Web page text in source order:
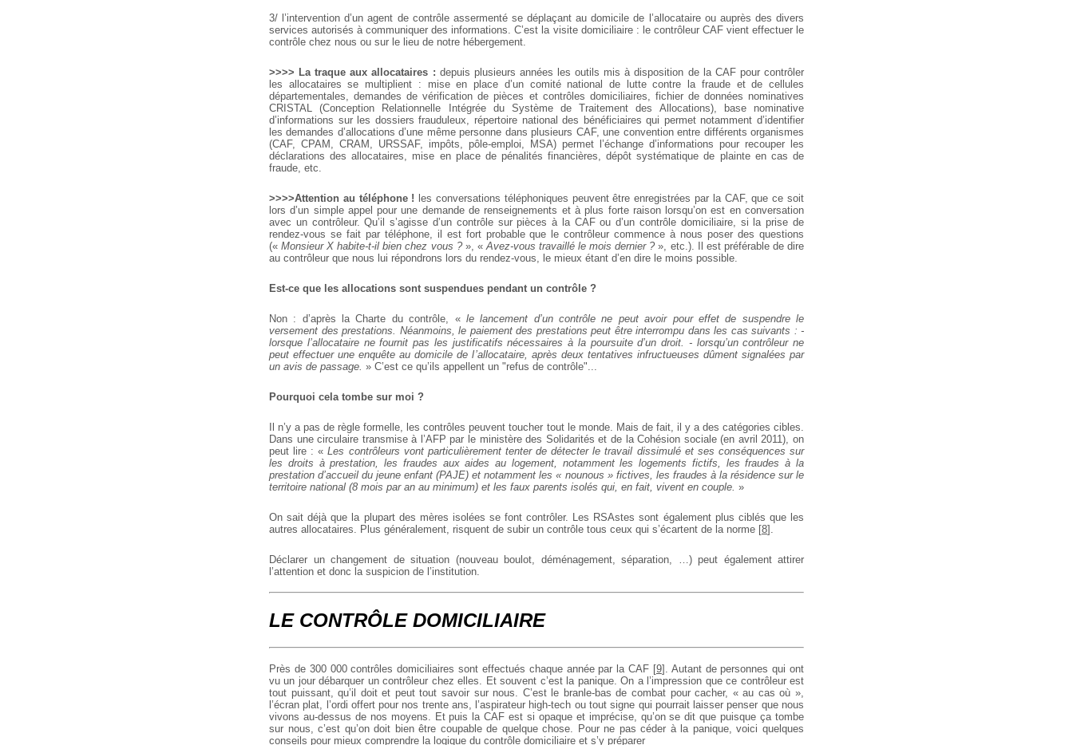
3/ l’intervention d’un agent de contrôle assermenté se déplaçant au domicile de l’allocataire ou auprès des divers
services autorisés à communiquer des informations. C’est la visite domiciliaire : le contrôleur CAF vient effectuer le
contrôle chez nous ou sur le lieu de notre hébergement.
>>>> La traque aux allocataires : depuis plusieurs années les outils mis à disposition de la CAF pour contrôler
les allocataires se multiplient : mise en place d’un comité national de lutte contre la fraude et de cellules
départementales, demandes de vérification de pièces et contrôles domiciliaires, fichier de données nominatives
CRISTAL (Conception Relationnelle Intégrée du Système de Traitement des Allocations), base nominative
d’informations sur les dossiers frauduleux, répertoire national des bénéficiaires qui permet notamment d’identifier
les demandes d’allocations d’une même personne dans plusieurs CAF, une convention entre différents organismes
(CAF, CPAM, CRAM, URSSAF, impôts, pôle-emploi, MSA) permet l’échange d’informations pour recouper les
déclarations des allocataires, mise en place de pénalités financières, dépôt systématique de plainte en cas de
fraude, etc.
>>>>Attention au téléphone ! les conversations téléphoniques peuvent être enregistrées par la CAF, que ce soit
lors d’un simple appel pour une demande de renseignements et à plus forte raison lorsqu’on est en conversation
avec un contrôleur. Qu’il s’agisse d’un contrôle sur pièces à la CAF ou d’un contrôle domiciliaire, si la prise de
rendez-vous se fait par téléphone, il est fort probable que le contrôleur commence à nous poser des questions
(«Monsieur X habite-t-il bien chez vous ?», « Avez-vous travaillé le mois dernier ? », etc.). Il est préférable de dire
au contrôleur que nous lui répondrons lors du rendez-vous, le mieux étant d’en dire le moins possible.
Est-ce que les allocations sont suspendues pendant un contrôle ?
Non : d’après la Charte du contrôle, « le lancement d’un contrôle ne peut avoir pour effet de suspendre le
versement des prestations.
Néanmoins, le paiement des prestations peut être interrompu dans les cas suivants : -
lorsque l’allocataire ne fournit pas les justificatifs nécessaires à la poursuite d’un droit. - lorsqu’un contrôleur ne
peut effectuer une enquête au domicile de l’allocataire, après deux tentatives infructueuses dûment signalées par
un avis de passage. » C’est ce qu’ils appellent un "refus de contrôle"...
Pourquoi cela tombe sur moi ?
Il n’y a pas de règle formelle, les contrôles peuvent toucher tout le monde. Mais de fait, il y a des catégories cibles.
Dans une circulaire transmise à l’AFP par le ministère des Solidarités et de la Cohésion sociale (en avril 2011), on
peut lire : «Les contrôleurs vont particulièrement tenter de détecter le travail dissimulé et ses conséquences sur
les droits à prestation, les fraudes aux aides au logement, notamment les logements fictifs, les fraudes à la
prestation d’accueil du jeune enfant (PAJE) et notamment les « nounous » fictives, les fraudes à la résidence sur le
territoire national (8 mois par an au minimum) et les faux parents isolés qui, en fait, vivent en couple. »
On sait déjà que la plupart des mères isolées se font contrôler. Les RSAstes sont également plus ciblés que les
autres allocataires. Plus généralement, risquent de subir un contrôle tous ceux qui s’écartent de la norme [8]
Déclarer un changement de situation (nouveau boulot, déménagement, séparation, …) peut également attirer
l’attention et donc la suspicion de l’institution.
LE CONTRÔLE DOMICILIAIRE
Près de 300 000 contrôles domiciliaires sont effectués chaque année par la CAF [9] . Autant de personnes qui ont
vu un jour débarquer un contrôleur chez elles. Et souvent c’est la panique. On a l’impression que ce contrôleur est
tout puissant, qu’il doit et peut tout savoir sur nous. C’est le branle-bas de combat pour cacher, « au cas où »,
l’écran plat, l’ordi offert pour nos trente ans, l’aspirateur high-tech ou tout signe qui pourrait laisser penser que nous
vivons au-dessus de nos moyens. Et puis la CAF est si opaque et imprécise, qu’on se dit que puisque ça tombe
sur nous, c’est qu’on doit bien être coupable de quelque chose. Pour ne pas céder à la panique, voici quelques
conseils pour mieux comprendre la logique du contrôle domiciliaire et s’y préparer